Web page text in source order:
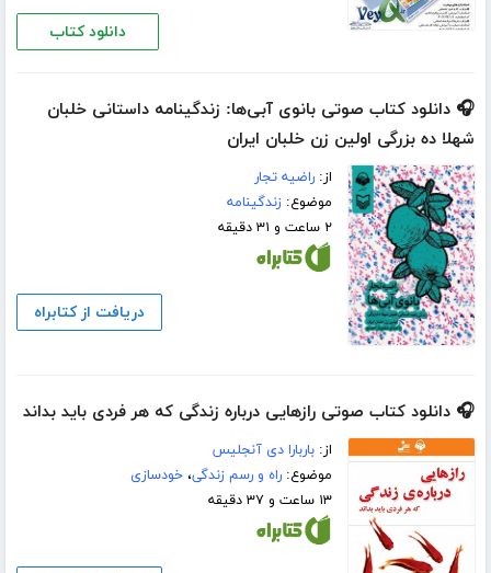
دانلود کتاب
🎧 دانلود کتاب صوتی بانوی آبی‌ها: زندگینامه داستانی خلبان
شهلا ده بزرگی اولین زن خلبان ایران
از:راضیه تجار
موضوع:زندگینامه
۲ ساعت و ۳۱ دقیقه
دریافت از کتابراه
🎧 دانلود کتاب صوتی رازهایی درباره زندگی که هر فردی باید بداند
از:باربارا دی آنجلیس
موضوع:راه و رسم زندگی،خودسازی
۱۳ ساعت و ۳۷ دقیقه